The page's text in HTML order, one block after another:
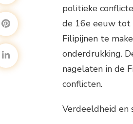
politieke
de 16e eeuw tot
Filipijnen te
onderdrukking.
nagelaten in de
conflicten.
Verdeeldheid en